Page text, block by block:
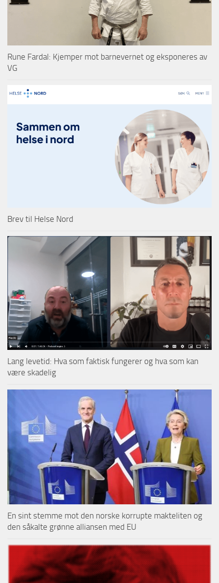
Rune Fardal: Kjemper mot barnevernet og eksponeres av
VG
Brev til Helse Nord
Lang levetid: Hva som faktisk fungerer og hva som kan
være skadelig
En sint stemme mot den norske korrupte makteliten og
den såkalte grønne alliansen med EU